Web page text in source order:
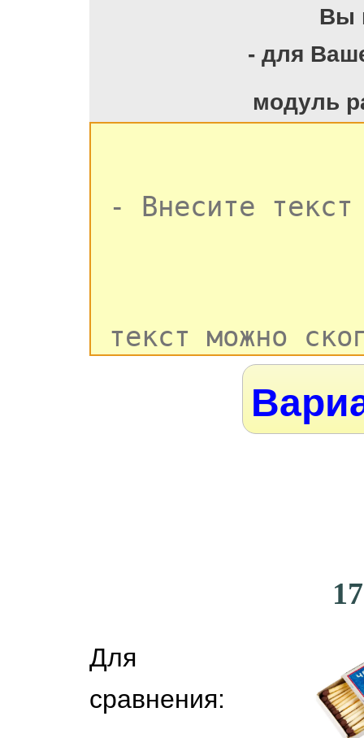
Вы
- для
модуль
Для
сравнения: